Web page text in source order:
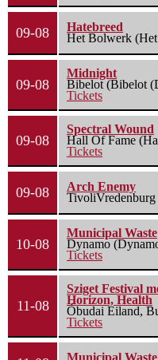
09-08
Hatebreed
Het Bolwerk
09-08
Midnight
Bibelot (Bibelot
Tickets
09-08
Spectral Wound
Hall Of Fame
Tickets
09-08
Arch Enemy
10-08
Municipal Waste
Dynamo
Tickets
11-08
Sziget Festival
Horizon, Health
Óbudai Eiland,
Tickets